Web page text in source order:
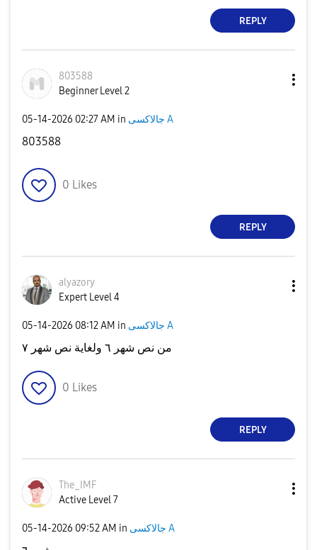
REPLY
803588
Beginner Level 2
‎05-14-2026 02:27 AM in جالاكسى A
803588
0 Likes
REPLY
alyazory
Expert Level 4
‎05-14-2026 08:12 AM in جالاكسى A
من نص شهر ٦ ولغاية نص شهر ٧
0 Likes
REPLY
The_IMF
Active Level 7
‎05-14-2026 09:52 AM in جالاكسى A